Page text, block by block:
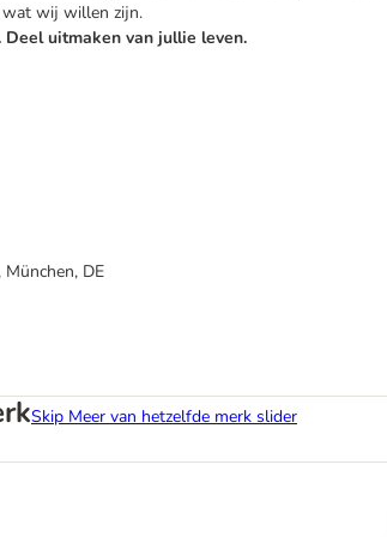
wat wij willen zijn.
Deel uitmaken van jullie leven.
DE
Skip Meer van hetzelfde merk slider